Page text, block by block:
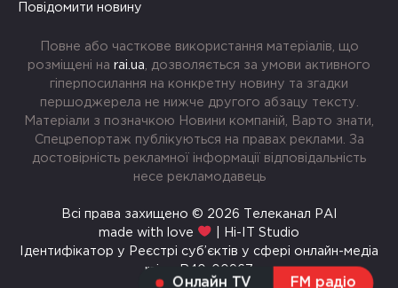
Онлайн TV FM радіо
Повідомити новину
Повне або часткове використання матеріалів, що
розміщені на rai.ua , дозволяється за умови активного
гіперпосилання на конкретну новину та згадки
першоджерела не нижче другого абзацу тексту.
Матеріали з позначкою Новини компаній, Варто знати,
Спецрепортаж публікуються на правах реклами. За
достовірність рекламної інформації відповідальність
несе рекламодавець
Всі права захищено © 2026 Телеканал РАІ
made with love
| Hi-IT Studio
Ідентифікатор у Реєстрі суб’єктів у сфері онлайн-медіа
rai.ua R40-00967